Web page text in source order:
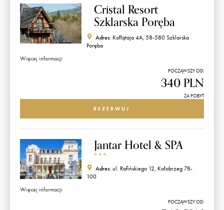
Cristal Resort
Szklarska Poręba
Adres: Kołłątaja 4A, 58-580 Szklarska
Poręba
Więcej informacji
POCZĄWSZY OD:
340 PLN
ZA POBYT
REZERWUJ
Jantar Hotel & SPA
* * *
Adres: ul. Rafińskiego 12, Kołobrzeg 78-
100
Więcej informacji
POCZĄWSZY OD: